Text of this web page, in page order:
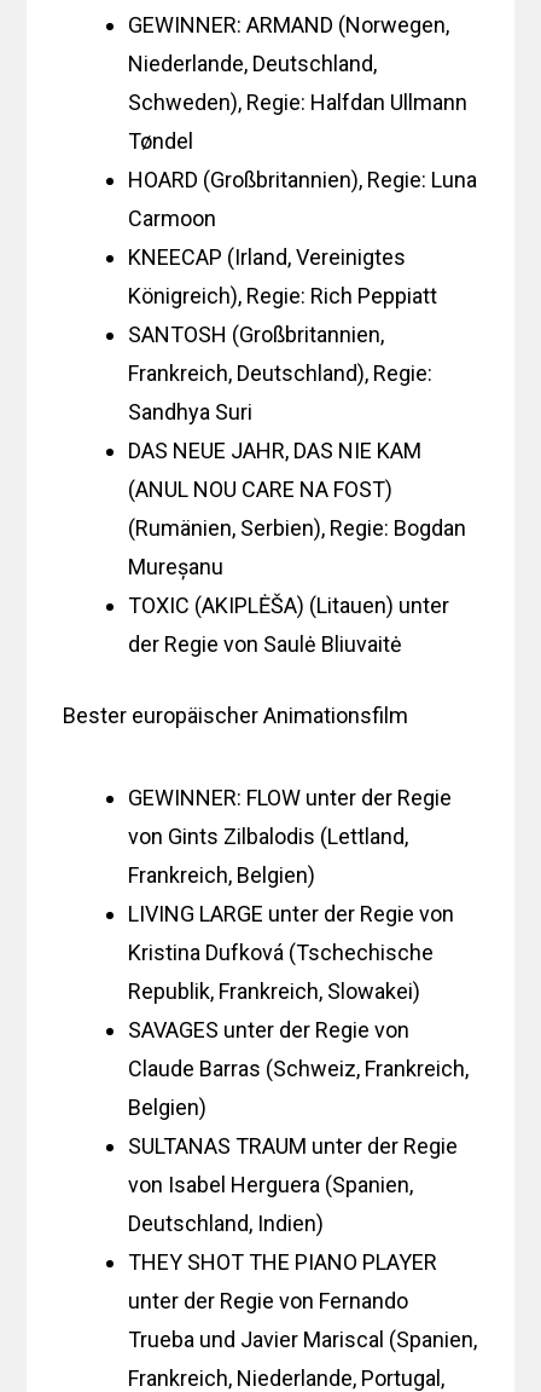
GEWINNER: ARMAND (Norwegen,
Niederlande, Deutschland,
Schweden), Regie: Halfdan Ullmann
Tøndel
HOARD (Großbritannien), Regie: Luna
Carmoon
KNEECAP (Irland, Vereinigtes
Königreich), Regie: Rich Peppiatt
SANTOSH (Großbritannien,
Frankreich, Deutschland), Regie:
Sandhya Suri
DAS NEUE JAHR, DAS NIE KAM
(ANUL NOU CARE NA FOST)
(Rumänien, Serbien), Regie: Bogdan
Mureșanu
TOXIC (AKIPLĖŠA) (Litauen) unter
der Regie von Saulė Bliuvaitė
Bester europäischer Animationsfilm
GEWINNER: FLOW unter der Regie
von Gints Zilbalodis (Lettland,
Frankreich, Belgien)
LIVING LARGE unter der Regie von
Kristina Dufková (Tschechische
Republik, Frankreich, Slowakei)
SAVAGES unter der Regie von
Claude Barras (Schweiz, Frankreich,
Belgien)
SULTANAS TRAUM unter der Regie
von Isabel Herguera (Spanien,
Deutschland, Indien)
THEY SHOT THE PIANO PLAYER
unter der Regie von Fernando
Trueba und Javier Mariscal (Spanien,
Frankreich, Niederlande, Portugal,